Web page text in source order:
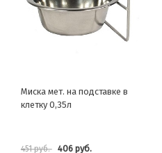
Миска мет. на подставке в
клетку 0,35л
451 руб. 406 руб.